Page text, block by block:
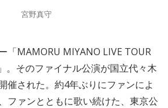
宮野真守
「MAMORU MIYANO LIVE TOUR
。そのファイナル公演が国立代々木
催された。約4年ぶりにファンによ
ファンとともに歌い続けた、東京公